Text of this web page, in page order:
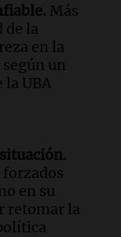
Más
de la
en la
un
UBA
en su
retomar la